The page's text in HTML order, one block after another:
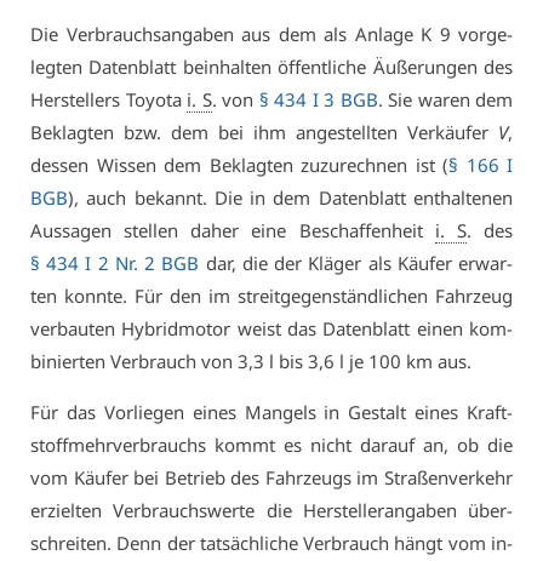
Die Ver­brauchs­an­ga­ben aus dem als An­la­ge K 9 vor­ge­
leg­ten Da­ten­blatt be­inhal­ten öf­fent­li­che Äu­ße­run­gen des
Her­stel­lers To­yo­ta i. S. von § 434 I 3 BGB. Sie wa­ren dem
Be­klag­ten bzw. dem bei ihm an­ge­stell­ten Ver­käu­fer V,
des­sen Wis­sen dem Be­klag­ten zu­zu­rech­nen ist (§ 166 I
BGB), auch be­kannt. Die in dem Da­ten­blatt ent­hal­te­nen
Aus­sa­gen stel­len da­her ei­ne Be­schaf­fen­heit i. S. des
§ 434 I 2 Nr. 2 BGB dar, die der Klä­ger als Käu­fer er­war­
ten konn­te. Für den im streit­ge­gen­ständ­li­chen Fahr­zeug
ver­bau­ten Hy­brid­mo­tor weist das Da­ten­blatt ei­nen kom­
bi­nier­ten Ver­brauch von 3,3 l bis 3,6 l je 100 km aus.
Für das Vor­lie­gen ei­nes Man­gels in Ge­stalt ei­nes Kraft­
stoff­mehr­ver­brauchs kommt es nicht dar­auf an, ob die
vom Käu­fer bei Be­trieb des Fahr­zeugs im Stra­ßen­ver­kehr
er­ziel­ten Ver­brauchs­wer­te die Her­stel­ler­an­ga­ben über­
schrei­ten. Denn der tat­säch­li­che Ver­brauch hängt vom in­